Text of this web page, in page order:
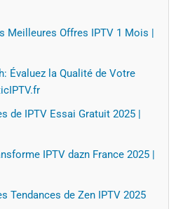
Meilleures Offres IPTV 1 Mois |
Évaluez la Qualité de Votre
de IPTV Essai Gratuit 2025 |
IPTV dazn France 2025 |
Tendances de Zen IPTV 2025